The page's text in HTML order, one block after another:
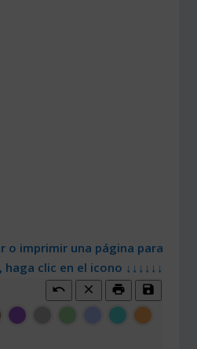
o imprimir una página para
clic en el icono ↓↓↓↓↓↓